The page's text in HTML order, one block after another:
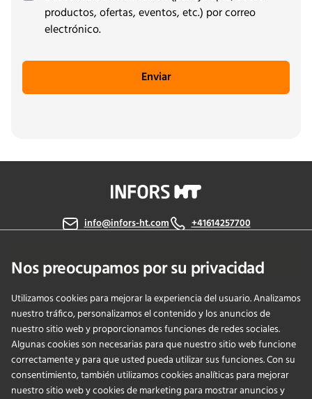
productos, ofertas, eventos, etc.) por correo
electrónico.
Enviar
Nos preocupamos por su privacidad
Utilizamos cookies para mejorar la experiencia del usuario. Analizamos
nuestro tráfico, personalizamos el contenido y los anuncios de
nuestro sitio web y proporcionamos funciones de redes sociales.
Algunas cookies son necesarias para que nuestro sitio web funcione
correctamente y para que usted pueda utilizar sus funciones. Con su
consentimiento, también utilizamos cookies analíticas para mejorar
nuestro sitio web y cookies de marketing para mostrar anuncios y
info@infors-ht.com +41614257700
Contáctanos
PRODUCTS
APPLICATIONS